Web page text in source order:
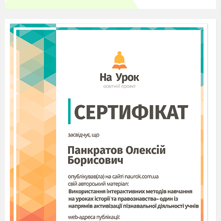
іудаїзм
іслам
християнство
У якому році ПАР добровільно
відмовилась від ядерної зброї?
1990
1980
Скільки відсотків у долі ВВП країни
займає роздрібна торгівля і ремонт?
21,1%
15,4%
12,4%
5,5%
З країною ПАР узгоджує обсяги
споживання води річки Оранжева?
Ботсвана,